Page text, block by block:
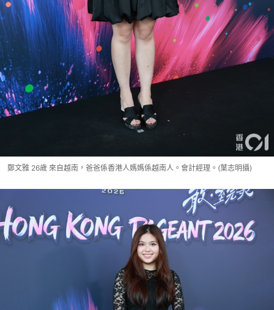
鄭文雅 26歲 來自越南，爸爸係香港人媽媽係越南人。會計經理。(葉志明攝)